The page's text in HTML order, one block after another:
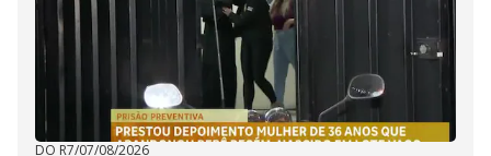
DO R7/07/08/2026